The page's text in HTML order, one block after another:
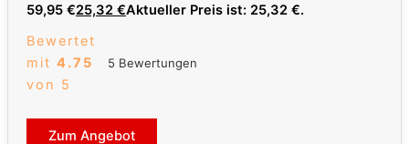
59,95 €25,32 €Aktueller Preis ist: 25,32 €.
Bewertet
mit 4.75
von 5
5 Bewertungen
Zum Angebot